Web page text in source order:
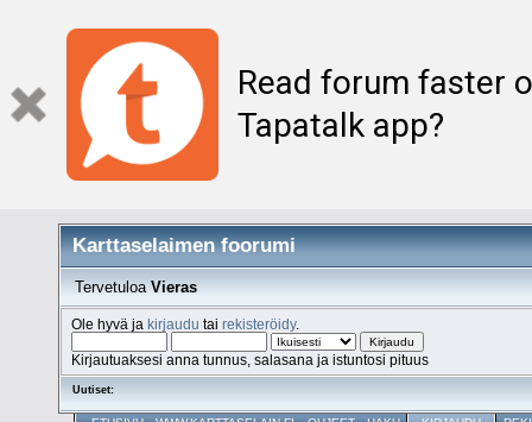
Read forum faster
Tapatalk app?
Karttaselaimen foorumi
Tervetuloa Vieras
Ole hyvä jakirjaudu tairekisteröidy.
Kirjautuaksesi anna tunnus, salasana ja istuntosi pituus
Uutiset: